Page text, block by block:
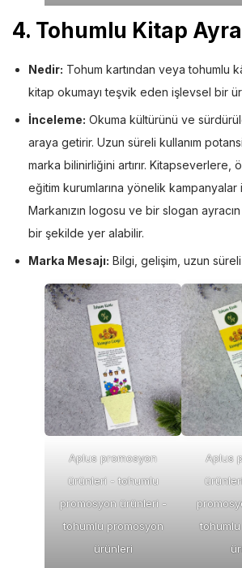
4. Tohumlu Kitap
Nedir: Tohum kartından veya tohumlu
kitap okumayı teşvik eden işlevsel bir
İnceleme: Okuma kültürünü ve
araya getirir. Uzun süreli kullanım
marka bilinirliğini artırır. Kitapseverlere,
eğitim kurumlarına yönelik kampanyalar
Markanızın logosu ve bir slogan
bir şekilde yer alabilir.
Marka Mesajı: Bilgi, gelişim, uzun
Aplus promosyon
ürünleri - tohumlu
promosyon ürünleri -
tohumlu promosyon
ürünleri
Aplus